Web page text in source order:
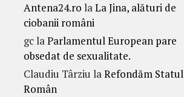
Antena24.ro laLa Jina, alături de
ciobanii români
gclaParlamentul European pare
obsedat de sexualitate.
Claudiu Târziu laRefondăm Statul
Român